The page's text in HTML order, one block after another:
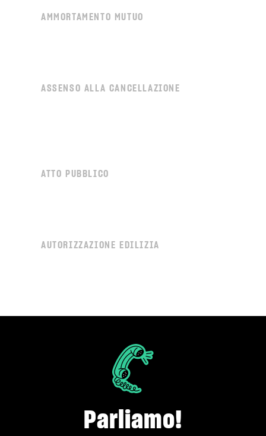
AMMORTAMENTO MUTUO
ASSENSO ALLA CANCELLAZIONE
ATTO PUBBLICO
AUTORIZZAZIONE EDILIZIA
Parliamo!